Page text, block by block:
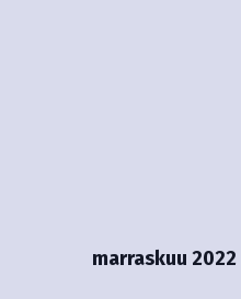
marraskuu 2022